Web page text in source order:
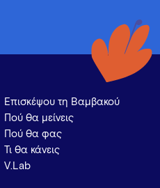
Επισκέψου τη Βαμβακού
Πού θα μείνεις
Πού θα φας
Τι θα κάνεις
V.Lab